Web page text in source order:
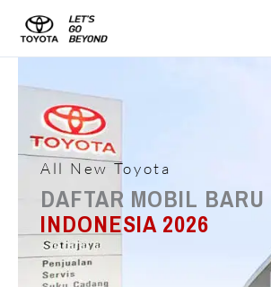
konten
All New Toyota
DAFTAR MOBIL BARU
INDONESIA 2026